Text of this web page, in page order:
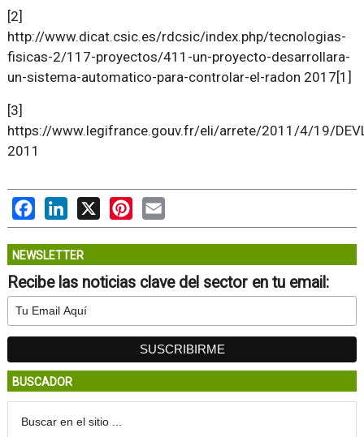
[2]
http://www.dicat.csic.es/rdcsic/index.php/tecnologias-
fisicas-2/117-proyectos/411-un-proyecto-desarrollara-
un-sistema-automatico-para-controlar-el-radon 2017[1]
[3]
https://www.legifrance.gouv.fr/eli/arrete/2011/4/19/
2011
FacebookLinkedIn
X PinterestEmail
NEWSLETTER
Recibe las noticias clave del sector en tu email:
BUSCADOR